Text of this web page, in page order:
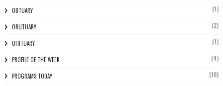
OBTUARY (1)
OBUTUARY (2)
OHITUARY (1)
PROFILE OF THE WEEK (4)
PROGRAMS TODAY (10)